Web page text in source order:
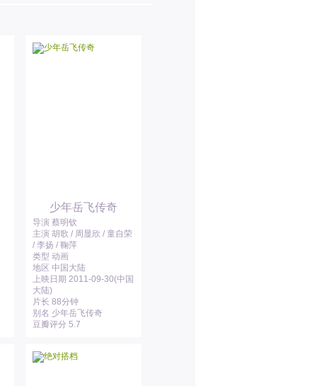
少年岳飞传奇
导演 蔡明钦
主演 胡歌 / 周显欣 / 童自荣
/ 李扬 / 鞠萍
类型 动画
地区 中国大陆
上映日期 2011-09-30(中国
大陆)
片长 88分钟
别名 少年岳飞传奇
豆瓣评分 5.7